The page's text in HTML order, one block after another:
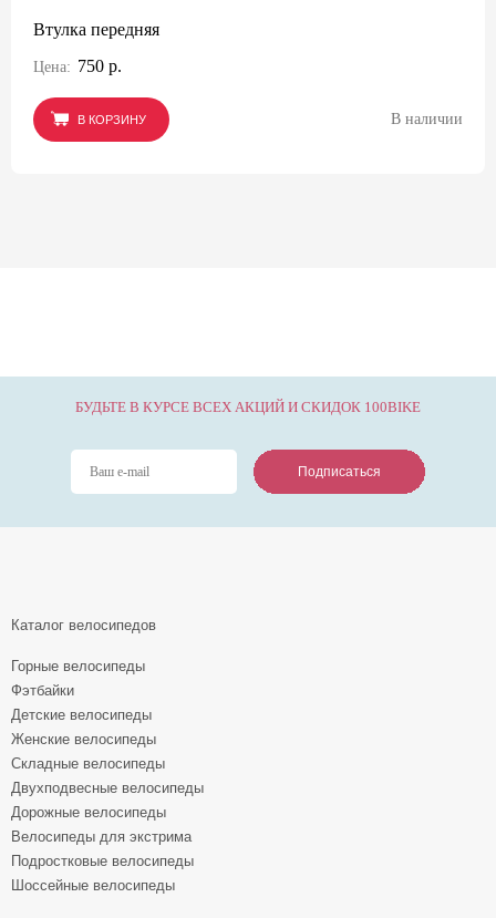
Втулка передняя
Цена: 750 р.
В КОРЗИНУ
В КОРЗИНУ
В КОРЗИНУ В наличии
БУДЬТЕ В КУРСЕ ВСЕХ АКЦИЙ И СКИДОК 100BIKE
Подписаться
Подписаться
Подписаться
Каталог велосипедов
Горные велосипеды
Фэтбайки
Детские велосипеды
Женские велосипеды
Складные велосипеды
Двухподвесные велосипеды
Дорожные велосипеды
Велосипеды для экстрима
Подростковые велосипеды
Шоссейные велосипеды